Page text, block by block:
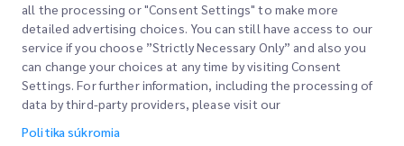
Rýchle odkazy
Miesto kancelárie
Žiadať citáciu
Spoločnosť
O nás
Naše služby
all the processing or "Consent Settings" to make more
detailed advertising choices. You can still have access to our
service if you choose ”Strictly Necessary Only” and also you
can change your choices at any time by visiting Consent
Settings. For further information, including the processing of
data by third-party providers, please visit our
Politika súkromia